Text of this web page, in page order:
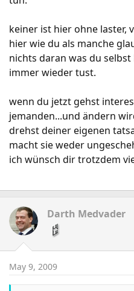
keiner ist hier ohne laster,
hier wie du als manche
nichts daran was du
immer wieder tust.
wenn du jetzt gehst
jemanden...und ändern
drehst deiner eigenen
macht sie weder
ich wünsch dir trotzdem
Darth Medvader
May 9, 2009